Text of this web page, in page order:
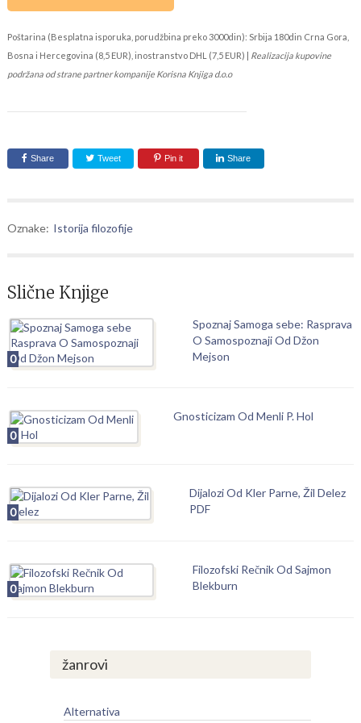
Poštarina (Besplatna isporuka, porudžbina preko 3000din): Srbija 180din Crna Gora,
Bosna i Hercegovina (8,5 EUR), inostranstvo DHL (7,5 EUR) | Realizacija kupovine
podržana od strane partner kompanije Korisna Knjiga d.o.o
Share Tweet Pin it Share
Oznake: Istorija filozofije
Slične Knjige
0
Spoznaj Samoga sebe: Rasprava
O Samospoznaji Od Džon
Mejson
0
Gnosticizam Od Menli P. Hol
0
Dijalozi Od Kler Parne, Žil Delez
PDF
0
Filozofski Rečnik Od Sajmon
Blekburn
žanrovi
Alternativa